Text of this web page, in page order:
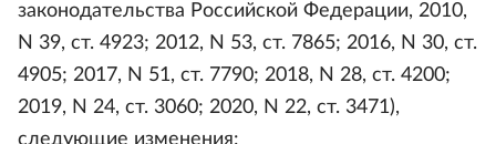
законодательства Российской Федерации, 2010,
N 39, ст. 4923; 2012, N 53, ст. 7865; 2016, N 30, ст.
4905; 2017, N 51, ст. 7790; 2018, N 28, ст. 4200;
2019, N 24, ст. 3060; 2020, N 22, ст. 3471),
следующие изменения: